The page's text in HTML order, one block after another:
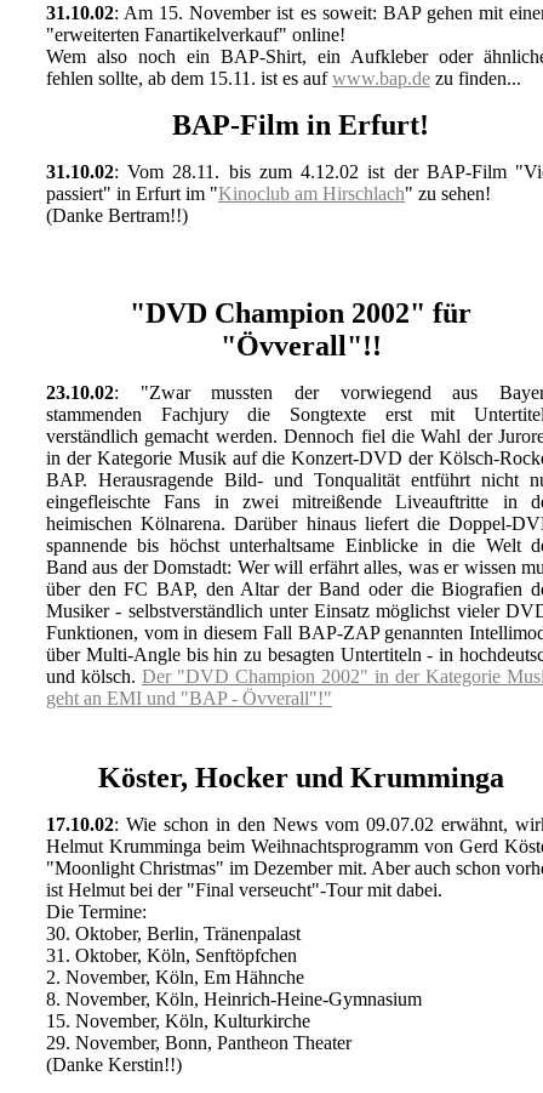
31.10.02: Am 15. November ist es soweit: BAP gehen mit
"erweiterten Fanartikelverkauf" online!
Wem also noch ein BAP-Shirt, ein Aufkleber oder
fehlen sollte, ab dem 15.11. ist es aufwww.bap.de zu finden...
BAP-Film in Erfurt!
31.10.02: Vom 28.11. bis zum 4.12.02 ist der BAP-Film
passiert" in Erfurt im "Kinoclub am Hirschlach" zu sehen!
(Danke Bertram!!)
"DVD Champion 2002" für
"Övverall"!!
23.10.02: "Zwar mussten der vorwiegend aus
stammenden Fachjury die Songtexte erst mit
verständlich gemacht werden. Dennoch fiel die Wahl der
in der Kategorie Musik auf die Konzert-DVD der Kölsch-
BAP. Herausragende Bild- und Tonqualität entführt nicht
eingefleischte Fans in zwei mitreißende Liveauftritte in
heimischen Kölnarena. Darüber hinaus liefert die Doppel-
spannende bis höchst unterhaltsame Einblicke in die Welt
Band aus der Domstadt: Wer will erfährt alles, was er wissen
über den FC BAP, den Altar der Band oder die Biografien
Musiker - selbstverständlich unter Einsatz möglichst vieler
Funktionen, vom in diesem Fall BAP-ZAP genannten
über Multi-Angle bis hin zu besagten Untertiteln - in
und kölsch. Der "DVD Champion 2002" in der Kategorie
geht an EMI und "BAP - Övverall"!"
Köster, Hocker und Krumminga
17.10.02: Wie schon in den News vom 09.07.02 erwähnt,
Helmut Krumminga beim Weihnachtsprogramm von Gerd
"Moonlight Christmas" im Dezember mit. Aber auch schon
ist Helmut bei der "Final verseucht"-Tour mit dabei.
Die Termine:
30. Oktober, Berlin, Tränenpalast
31. Oktober, Köln, Senftöpfchen
2. November, Köln, Em Hähnche
8. November, Köln, Heinrich-Heine-Gymnasium
15. November, Köln, Kulturkirche
29. November, Bonn, Pantheon Theater
(Danke Kerstin!!)